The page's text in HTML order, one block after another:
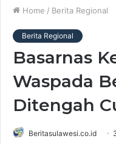
Home / Berita Regional
Berita Regional
Basarnas
Waspada
Ditengah
Beritasulawesi.co.id